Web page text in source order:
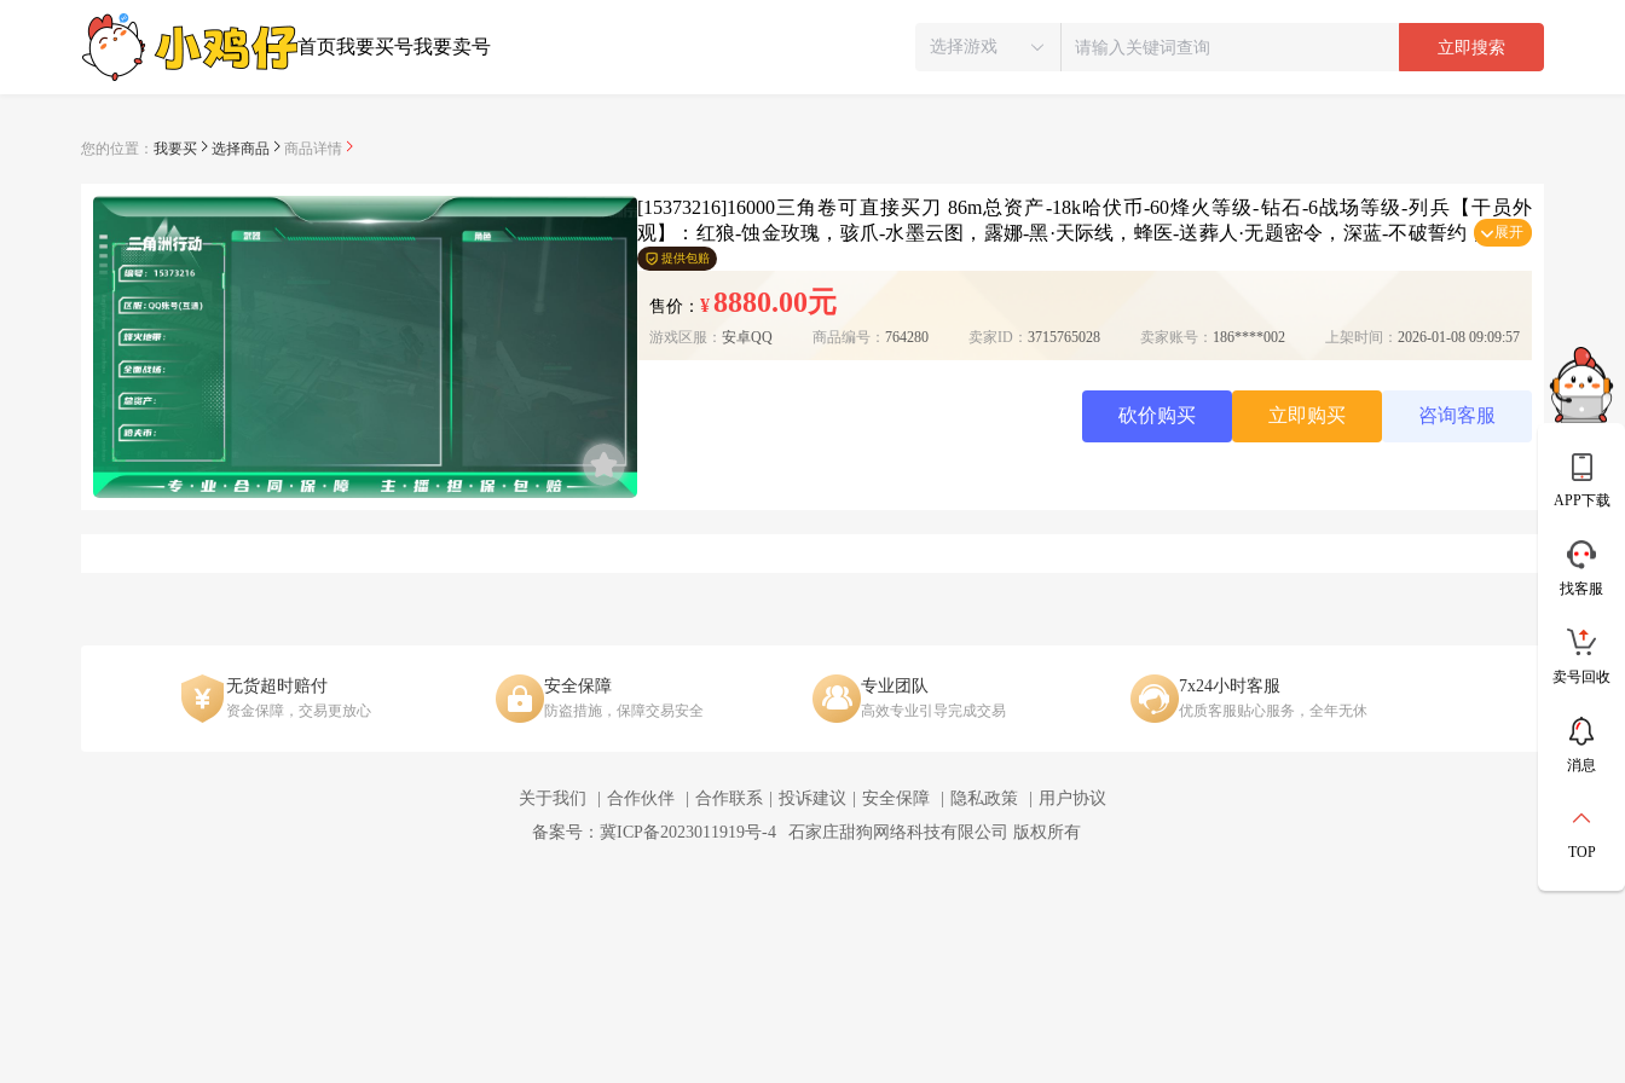
首页我要买号我要卖号 选择游戏 立即搜索
您的位置： 我要买 选择商品 商品详情
[15373216]16000三角卷可直接买刀 86m总资产-18k哈伏币-60烽火等级-钻石-6战场等级-列兵【干员外
观】：红狼-蚀金玫瑰，骇爪-水墨云图，露娜-黑·天际线，蜂医-送葬人·无题密令，深蓝-不破誓约，红狼-
电锯惊魂，露娜-金牌射手【近战皮肤】：近战-电锯惊魂，近战-信条，近战-黑鹰【传说外观】：M4A1突
击步枪-蚀金玫瑰，M4A1突击步枪-阿米娅，ASh-12战斗步枪-鹅鸭杀，SG552突击步枪-运动员，AK-12突
击步枪-特斯拉线圈，SCAR-H战斗步枪-水墨云图，SCAR-H战斗步枪-启航，腾龙突击步枪-捞点薯条，
KC17突击步枪-电锯惊魂，P90冲锋枪-信条，UZI冲锋枪-特斯拉线圈，SR-3M紧凑突击步枪-特斯拉线圈，
勇士冲锋枪-能天使-午夜邮差，QCQ171冲锋枪-鹅鸭杀，S12K霰弹枪-电锯惊魂，725双管霰弹枪-送葬人-
信条，AWM狙击步枪-捞点薯条，93R-捞点薯条，复合弓-黑·天际线【史诗外观】：AUG突击步枪-天命，
P90冲锋枪-天命*4，SR-25射手步枪-天命*3，ASh-12战斗步枪-无极限，M16A4突击步枪-竞赛选手，M7战
展开
提供包赔
售价： ¥8880.00元
游戏区服： 安卓QQ 商品编号： 764280 卖家ID： 3715765028 卖家账号： 186****002 上架时间： 2026-01-08 09:09:57
砍价购买 立即购买 咨询客服
无货超时赔付
资金保障，交易更放心
安全保障
防盗措施，保障交易安全
专业团队
高效专业引导完成交易
7x24小时客服
优质客服贴心服务，全年无休
关于我们 合作伙伴 合作联系 投诉建议 安全保障 隐私政策
用户协议
备案号：冀ICP备2023011919号-4
石家庄甜狗网络科技有限公司 版权所有
APP下载
找客服
卖号回收
消息
TOP